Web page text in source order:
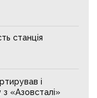
станція
і
«Азовсталі»